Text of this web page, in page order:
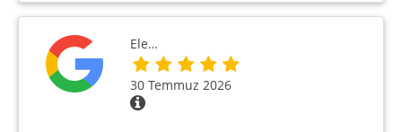
Ele…
30 Temmuz 2026